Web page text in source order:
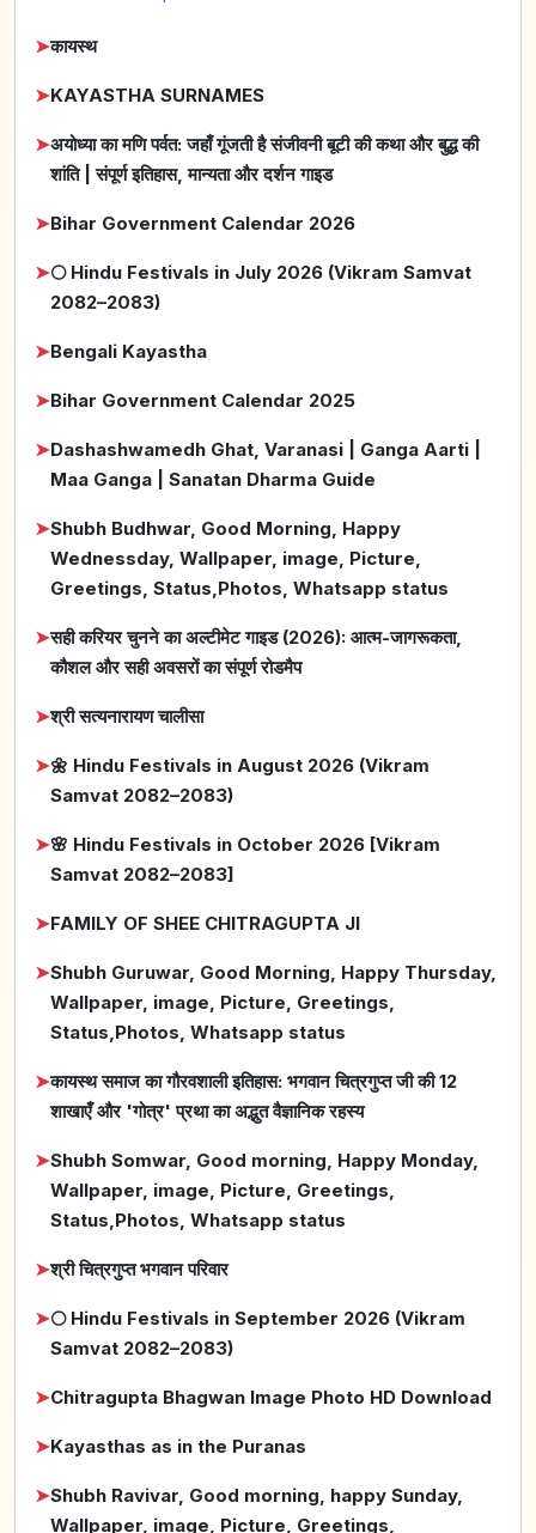
➤कायस्थ
➤KAYASTHA SURNAMES
➤अयोध्या का मणि पर्वत: जहाँ गूंजती है संजीवनी बूटी की कथा और बुद्ध की
शांति | संपूर्ण इतिहास, मान्यता और दर्शन गाइड
➤Bihar Government Calendar 2026
➤🌕 Hindu Festivals in July 2026 (Vikram Samvat
2082–2083)
➤Bengali Kayastha
➤Bihar Government Calendar 2025
➤Dashashwamedh Ghat, Varanasi | Ganga Aarti |
Maa Ganga | Sanatan Dharma Guide
➤Shubh Budhwar, Good Morning, Happy
Wednessday, Wallpaper, image, Picture,
Greetings, Status,Photos, Whatsapp status
➤सही करियर चुनने का अल्टीमेट गाइड (2026): आत्म-जागरूकता,
कौशल और सही अवसरों का संपूर्ण रोडमैप
➤श्री सत्यनारायण चालीसा
➤🌼 Hindu Festivals in August 2026 (Vikram
Samvat 2082–2083)
➤🌸 Hindu Festivals in October 2026 [Vikram
Samvat 2082–2083]
➤FAMILY OF SHEE CHITRAGUPTA JI
➤Shubh Guruwar, Good Morning, Happy Thursday,
Wallpaper, image, Picture, Greetings,
Status,Photos, Whatsapp status
➤कायस्थ समाज का गौरवशाली इतिहास: भगवान चित्रगुप्त जी की 12
शाखाएँ और 'गोत्र' प्रथा का अद्भुत वैज्ञानिक रहस्य
➤Shubh Somwar, Good morning, Happy Monday,
Wallpaper, image, Picture, Greetings,
Status,Photos, Whatsapp status
➤श्री चित्रगुप्त भगवान परिवार
➤🌕 Hindu Festivals in September 2026 (Vikram
Samvat 2082–2083)
➤Chitragupta Bhagwan Image Photo HD Download
➤Kayasthas as in the Puranas
➤Shubh Ravivar, Good morning, happy Sunday,
Wallpaper, image, Picture, Greetings,